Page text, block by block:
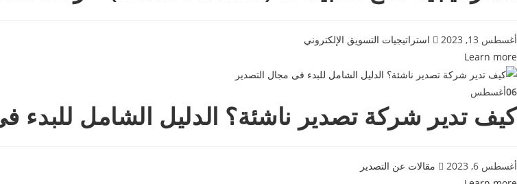
أغسطس 13, 2023
استراتيجيات التسويق الإلكتروني
Learn more
06أغسطس
كيف تدير شركة تصدير ناشئة؟ الدليل الشامل للبدء
أغسطس 6, 2023
مقالات عن التصدير